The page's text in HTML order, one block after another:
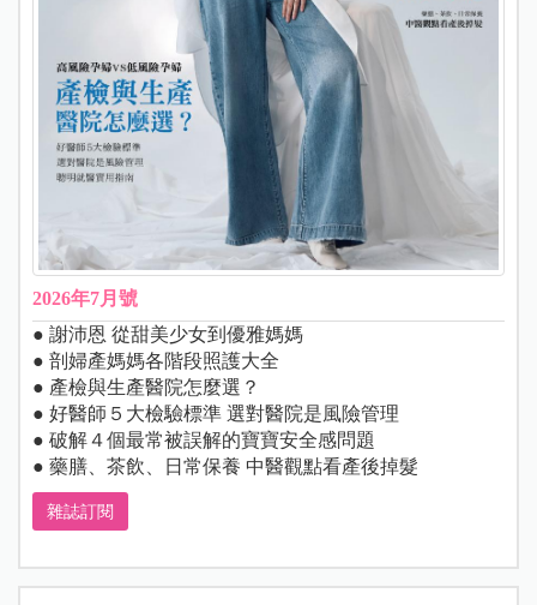
2026年7月號
● 謝沛恩 從甜美少女到優雅媽媽
● 剖婦產媽媽各階段照護大全
● 產檢與生產醫院怎麼選？
● 好醫師５大檢驗標準 選對醫院是風險管理
● 破解４個最常被誤解的寶寶安全感問題
● 藥膳、茶飲、日常保養 中醫觀點看產後掉髮
雜誌訂閱